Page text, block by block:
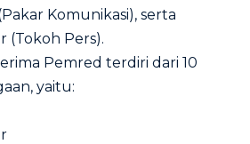
Komunikasi), serta
(Tokoh Pers).
Pemred terdiri dari 10
yaitu: